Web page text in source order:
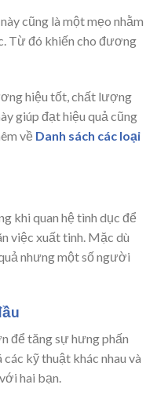
cũng là một mẹo nhằm
Từ đó khiến cho đương
hiệu tốt, chất lượng
giúp đạt hiệu quả cũng
về Danh sách các loại
khi quan hệ tình dục để
việc xuất tinh. Mặc dù
nhưng một số người
để tăng sự hưng phấn
kỹ thuật khác nhau và
hai bạn.